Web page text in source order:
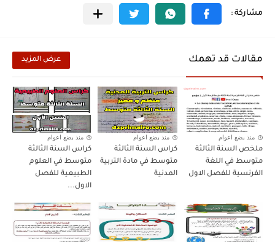
مقالات قد تهمك عرض المزيد
منذ بضع اعوام
ملخص السنة الثالثة
متوسط في اللغة
الفرنسية للفصل الاول
منذ بضع اعوام
كراس السنة الثالثة
متوسط في مادة التربية
المدنية
منذ بضع اعوام
كراس السنة الثالثة
متوسط في العلوم
الطبيعية للفصل
الاول...